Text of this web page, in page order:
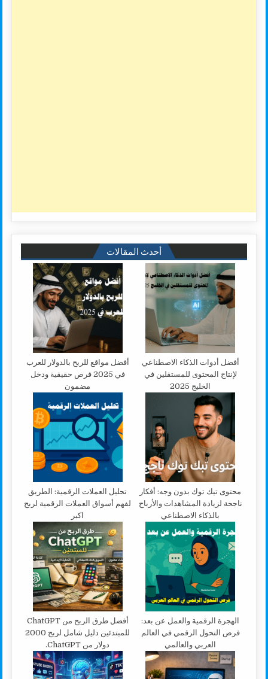
أحدث المقالات
أفضل أدوات الذكاء الاصطناعي
لإنتاج المحتوى للمستقلين في
الخليج 2025
أفضل مواقع للربح بالدولار للعرب
في 2025 فرص حقيقية ودخل
مضمون
محتوى تيك توك بدون وجه: أفكار
ناجحة لزيادة المشاهدات والأرباح
بالذكاء الاصطناعي
تحليل العملات الرقمية: الطريق
لفهم أسواق العملات الرقمية لربح
اكبر
الهجرة الرقمية والعمل عن بعد:
فرص التحول الرقمي في العالم
العربي والعالمي
أفضل طرق الربح من ChatGPT
للمبتدئين دليل شامل لربح 2000
دولار من ChatGPT.